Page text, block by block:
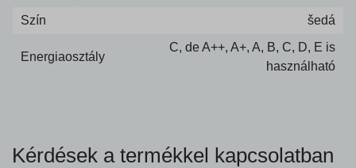
Szín
šedá
Energiaosztály
C, de A++, A+, A, B, C, D, E is
használható
Kérdések a termékkel kapcsolatban